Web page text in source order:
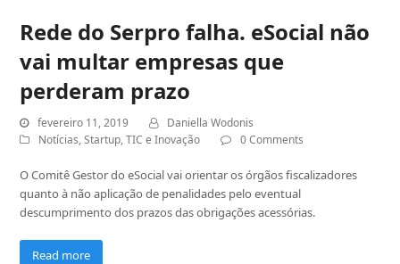
Rede do Serpro falha. eSocial não
vai multar empresas que
perderam prazo
fevereiro 11, 2019
Daniella Wodonis
Notícias,Startup,TIC e Inovação 0 Comments
O Comitê Gestor do eSocial vai orientar os órgãos fiscalizadores
quanto à não aplicação de penalidades pelo eventual
descumprimento dos prazos das obrigações acessórias.
Read more